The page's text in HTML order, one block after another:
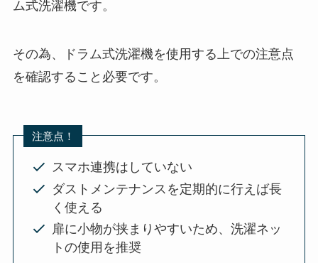
ム式洗濯機です。
その為、ドラム式洗濯機を使用する上での注意点
を確認すること必要です。
注意点！
スマホ連携はしていない
ダストメンテナンスを定期的に行えば長
く使える
扉に小物が挟まりやすいため、洗濯ネッ
トの使用を推奨